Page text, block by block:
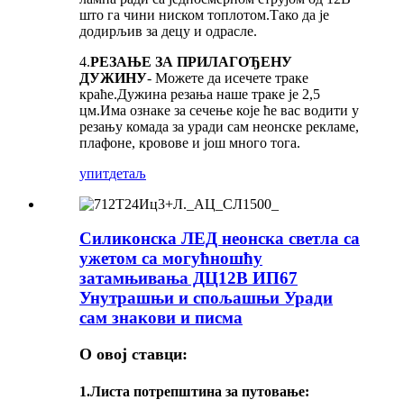
што га чини ниском топлотом.Тако да је
додирљив за децу и одрасле.
4.РЕЗАЊЕ ЗА ПРИЛАГОЂЕНУ
ДУЖИНУ- Можете да исечете траке
краће.Дужина резања наше траке је 2,5
цм.Има ознаке за сечење које ће вас водити у
резању комада за уради сам неонске рекламе,
плафоне, кровове и још много тога.
упитдетаљ
Силиконска ЛЕД неонска светла са
ужетом са могућношћу
затамњивања ДЦ12В ИП67
Унутрашњи и спољашњи Уради
сам знакови и писма
О овој ставци:
1.Листа потрепштина за путовање: